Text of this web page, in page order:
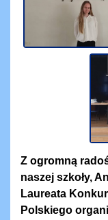
Z ogromną
naszej szkoły,
Laureata
Polskiego